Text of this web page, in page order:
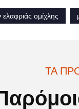
ομίχλης
ΤΑ